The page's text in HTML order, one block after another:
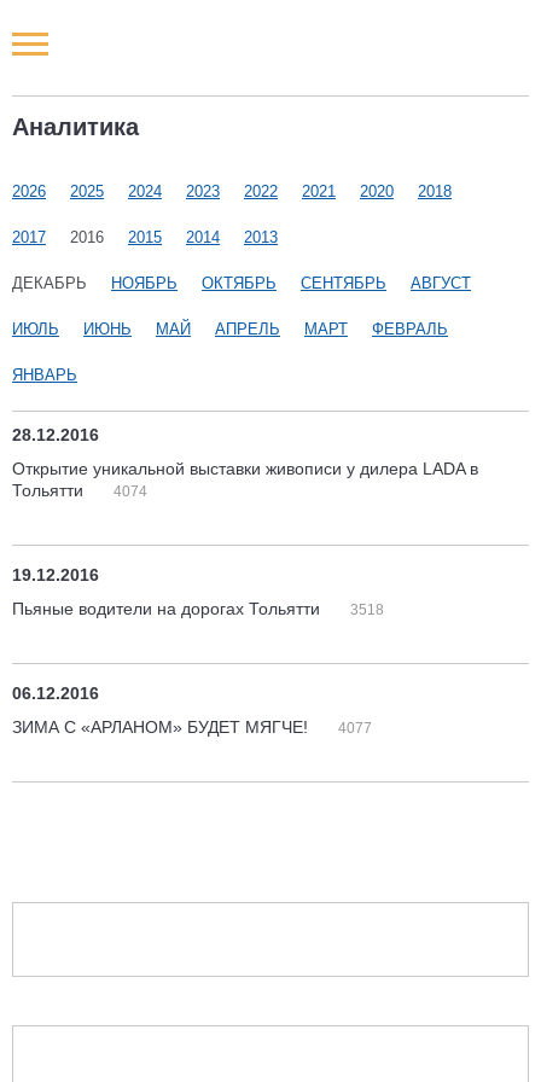
Аналитика
2026 2025 2024 2023 2022 2021 2020 2018
2017 2016 2015 2014 2013
ДЕКАБРЬ НОЯБРЬ ОКТЯБРЬ СЕНТЯБРЬ АВГУСТ
ИЮЛЬ ИЮНЬ МАЙ АПРЕЛЬ МАРТ ФЕВРАЛЬ
ЯНВАРЬ
28.12.2016
Открытие уникальной выставки живописи у дилера LADA в
Тольятти
4074
19.12.2016
Пьяные водители на дорогах Тольятти
3518
06.12.2016
ЗИМА С «АРЛАНОМ» БУДЕТ МЯГЧЕ!
4077
Новости РФ
Наши мероприятия
Статьи